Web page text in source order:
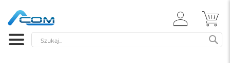
ZALOGUJ
SIĘ
Szukaj